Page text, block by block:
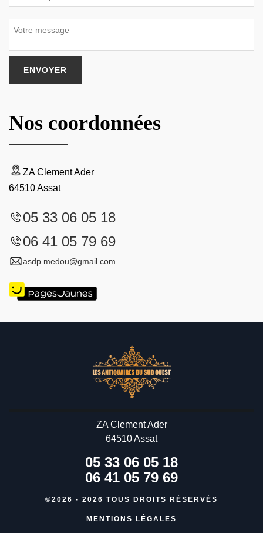
Nos coordonnées
ZA Clement Ader
64510 Assat
05 33 06 05 18
06 41 05 79 69
asdp.medou@gmail.com
ZA Clement Ader
64510 Assat
05 33 06 05 18
06 41 05 79 69
©2026 - 2026 TOUS DROITS RÉSERVÉS
MENTIONS LÉGALES